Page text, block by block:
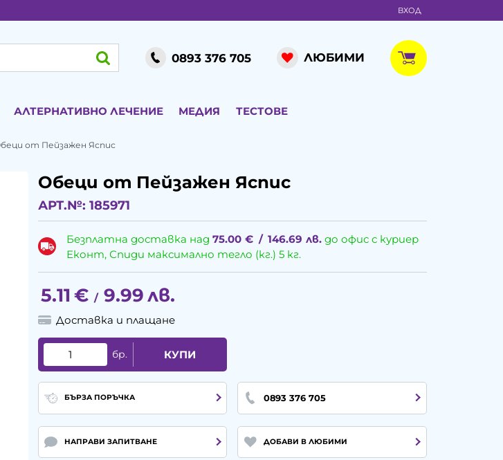
ВХОД
0893 376 705 ЛЮБИМИ
АЛТЕРНАТИВНО ЛЕЧЕНИЕ МЕДИЯ ТЕСТОВЕ
от Пейзажен Яспис
Обеци от Пейзажен Яспис
АРТ.№: 185971
Безплатна доставка над75.00 € / 146.69 лв. до офис с куриер
Еконт, Спиди максимално тегло (кг.) 5 кг.
5.11 € / 9.99лв.
Доставка и плащане
бр. КУПИ
БЪРЗА ПОРЪЧКА 0893 376 705
НАПРАВИ ЗАПИТВАНЕ ДОБАВИ В ЛЮБИМИ